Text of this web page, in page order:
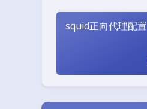
squid正向代理配置